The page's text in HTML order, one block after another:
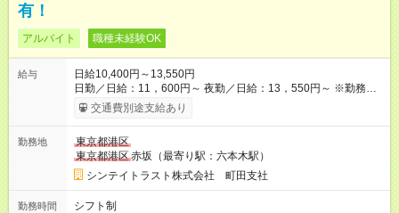
有！
アルバイト 職種未経験OK
給与
日給10,400円～13,550円
日勤／日給：11，600円～ 夜勤／日給：13，550円～ ※勤務数
が週2日以下の場合 日勤／日給：10，400円 夜勤／日給：12，
350円 ■交通費別途全額支給 ※規定あり ■支払方法：日払い └日
⇒希望をお聞かせください♪ ■各種資格手当あり ■残業手当あり ■
日給保障あり └早く終わっても”全額”支給！ ・－・－・ ≪ 法定
研修 ≫ 研修時の給与： 日給10，000円×3日間（24時間） ＝研
修費として合計30，000円支給 ＋交通費全額支給 ※規定あり
【試用期間】試用期間なし
交通費別途支給あり
勤務地
東京都港区
東京都港区赤坂（最寄り駅：六本木駅）
シンテイトラスト株式会社 町田支社
勤務時間
シフト制